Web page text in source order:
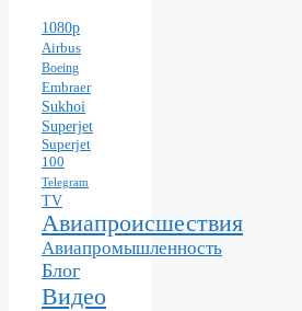
1080p
Airbus
Boeing
Embraer
Sukhoi
Superjet
Superjet
100
Telegram
TV
Авиапроисшествия
Авиапромышленность
Блог
Видео